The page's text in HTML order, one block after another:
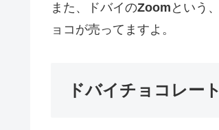
また、ドバイのZoom という
ョコが売ってますよ。
ドバイチョコレー